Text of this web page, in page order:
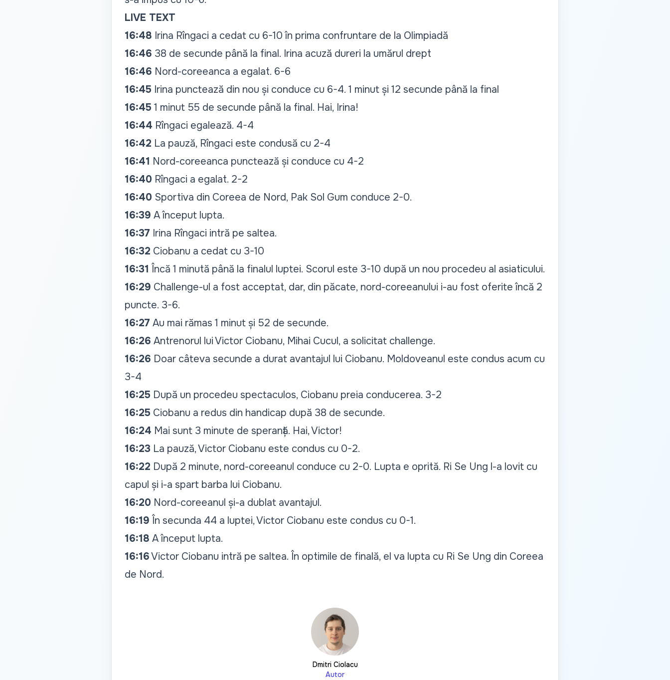
LIVE TEXT
16:48 Irina Rîngaci a cedat cu 6-10 în prima confruntare de la Olimpiadă
16:46 38 de secunde până la final. Irina acuză dureri la umărul drept
16:46 Nord-coreeanca a egalat. 6-6
16:45 Irina punctează din nou și conduce cu 6-4. 1 minut și 12 secunde până la final
16:45 1 minut 55 de secunde până la final. Hai, Irina!
16:44 Rîngaci egalează. 4-4
16:42 La pauză, Rîngaci este condusă cu 2-4
16:41 Nord-coreeanca punctează și conduce cu 4-2
16:40 Rîngaci a egalat. 2-2
16:40 Sportiva din Coreea de Nord, Pak Sol Gum conduce 2-0.
16:39 A început lupta.
16:37 Irina Rîngaci intră pe saltea.
16:32 Ciobanu a cedat cu 3-10
16:31 Încă 1 minută până la finalul luptei. Scorul este 3-10 după un nou procedeu al asiaticului.
16:29 Challenge-ul a fost acceptat, dar, din păcate, nord-coreeanului i-au fost oferite încă 2
puncte. 3-6.
16:27 Au mai rămas 1 minut și 52 de secunde.
16:26 Antrenorul lui Victor Ciobanu, Mihai Cucul, a solicitat challenge.
16:26 Doar câteva secunde a durat avantajul lui Ciobanu. Moldoveanul este condus acum cu
3-4
16:25 După un procedeu spectaculos, Ciobanu preia conducerea. 3-2
16:25 Ciobanu a redus din handicap după 38 de secunde.
16:24 Mai sunt 3 minute de speranță. Hai, Victor!
16:23 La pauză, Victor Ciobanu este condus cu 0-2.
16:22 După 2 minute, nord-coreeanul conduce cu 2-0. Lupta e oprită. Ri Se Ung l-a lovit cu
capul și i-a spart barba lui Ciobanu.
16:20 Nord-coreeanul și-a dublat avantajul.
16:19 În secunda 44 a luptei, Victor Ciobanu este condus cu 0-1.
16:18 A început lupta.
16:16Victor Ciobanu intră pe saltea. În optimile de finală, el va lupta cu Ri Se Ung din Coreea
de Nord.
Dmitri Ciolacu
Autor